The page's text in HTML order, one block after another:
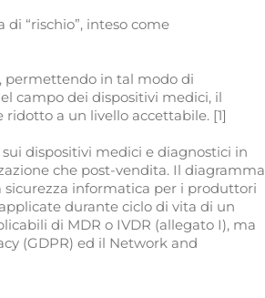
“rischio”, inteso come
permettendo in tal modo di
campo dei dispositivi medici, il
ridotto a un livello accettabile. [1]
dispositivi medici e diagnostici in
che post-vendita. Il diagramma
informatica per i produttori
durante ciclo di vita di un
di MDR o IVDR (allegato I), ma
(GDPR) ed il Network and